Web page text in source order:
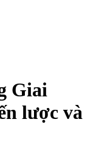
Giai
lược và